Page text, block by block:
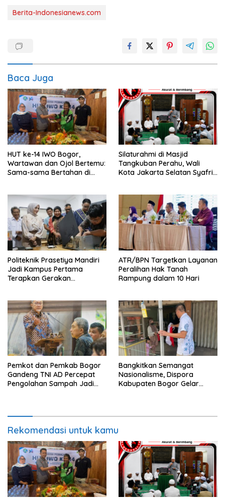
Berita-Indonesianews.com
Baca Juga
HUT ke-14 IWO Bogor,
Wartawan dan Ojol Bertemu:
Sama-sama Bertahan di
Silaturahmi di Masjid
Tangkuban Perahu, Wali
Kota Jakarta Selatan Syafrin
Politeknik Prasetiya Mandiri
Jadi Kampus Pertama
Terapkan Gerakan
ATR/BPN Targetkan Layanan
Peralihan Hak Tanah
Rampung dalam 10 Hari
Pemkot dan Pemkab Bogor
Gandeng TNI AD Percepat
Pengolahan Sampah Jadi
Bangkitkan Semangat
Nasionalisme, Dispora
Kabupaten Bogor Gelar
Rekomendasi untuk kamu